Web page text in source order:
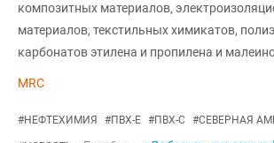
композитных материалов,
материалов, текстильных химикатов,
карбонатов этилена и пропилена и
MRC
#НЕФТЕХИМИЯ #ПВХ-Е #ПВХ-С #СЕВЕРНАЯ